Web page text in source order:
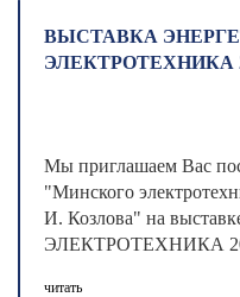
ВЫСТАВКА
ЭЛЕКТРОТЕХНИКА
Мы приглашаем Вас
"Минского
И. Козлова" на
ЭЛЕКТРОТЕХНИКА
читать